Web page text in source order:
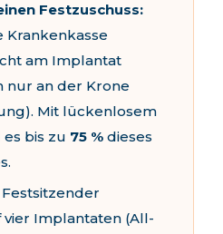
Festzuschuss:
Krankenkasse
am Implantat
nur an der Krone
Mit lückenlosem
bis zu 75 % dieses
Festsitzender
vier Implantaten (All-